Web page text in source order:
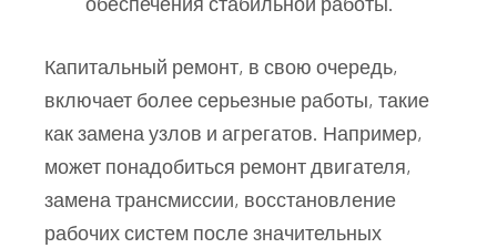
Капитальный ремонт, в свою очередь,
включает более серьезные работы, такие
как замена узлов и агрегатов. Например,
может понадобиться ремонт двигателя,
замена трансмиссии, восстановление
рабочих систем после значительных